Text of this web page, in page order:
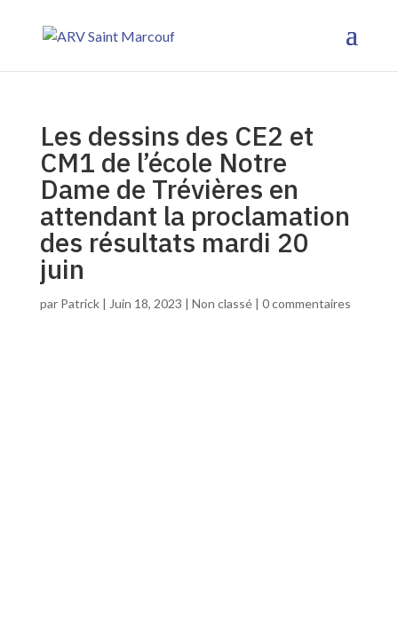
Les dessins des CE2 et
CM1 de l’école Notre
Dame de Trévières en
attendant la proclamation
des résultats mardi 20
juin
par Patrick| Juin 18, 2023 | Non classé| 0 commentaires